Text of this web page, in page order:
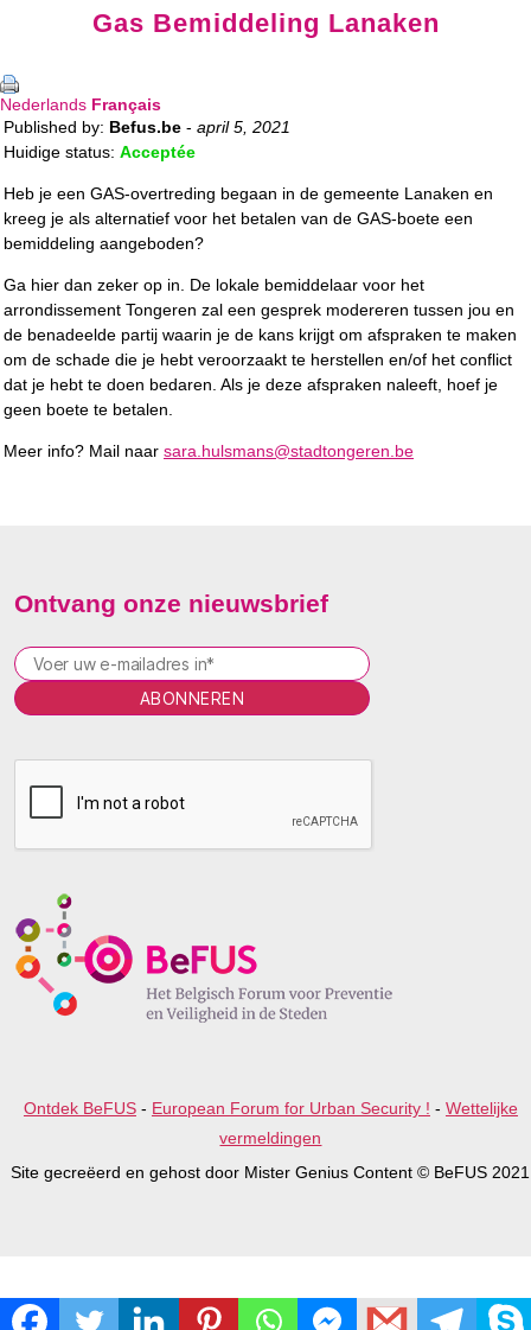
Gas Bemiddeling Lanaken
Nederlands Français
Published by: Befus.be - april 5, 2021
Huidige status: Acceptée
Heb je een GAS-overtreding begaan in de gemeente Lanaken en
kreeg je als alternatief voor het betalen van de GAS-boete een
bemiddeling aangeboden?
Ga hier dan zeker op in. De lokale bemiddelaar voor het
arrondissement Tongeren zal een gesprek modereren tussen jou en
de benadeelde partij waarin je de kans krijgt om afspraken te maken
om de schade die je hebt veroorzaakt te herstellen en/of het conflict
dat je hebt te doen bedaren. Als je deze afspraken naleeft, hoef je
geen boete te betalen.
Meer info? Mail naar sara.hulsmans@stadtongeren.be
Ontvang onze nieuwsbrief
l
v
e
t
h
m
Ontdek BeFUS- European Forum for Urban Security ! - Wettelijke
vermeldingen
Site gecreëerd en gehost door Mister Genius Content © BeFUS 2021